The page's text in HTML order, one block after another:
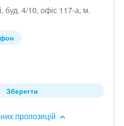
буд. 4/10, офіс 117-а, м.
пропозицій
Зберегти